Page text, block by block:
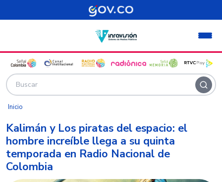
Pasar al contenido principal
Inicio
Kalimán y Los piratas del espacio: el
hombre increíble llega a su quinta
temporada en Radio Nacional de
Colombia